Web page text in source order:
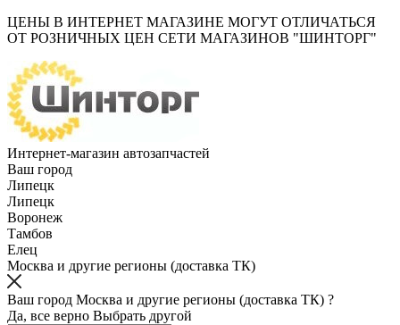
ЦЕНЫ В ИНТЕРНЕТ МАГАЗИНЕ МОГУТ ОТЛИЧАТЬСЯ
ОТ РОЗНИЧНЫХ ЦЕН СЕТИ МАГАЗИНОВ "ШИНТОРГ"
Интернет-магазин автозапчастей
Ваш город
Липецк
Липецк
Воронеж
Тамбов
Елец
Москва и другие регионы (доставка ТК)
Ваш город Москва и другие регионы (доставка ТК) ?
Да, все верно Выбрать другой